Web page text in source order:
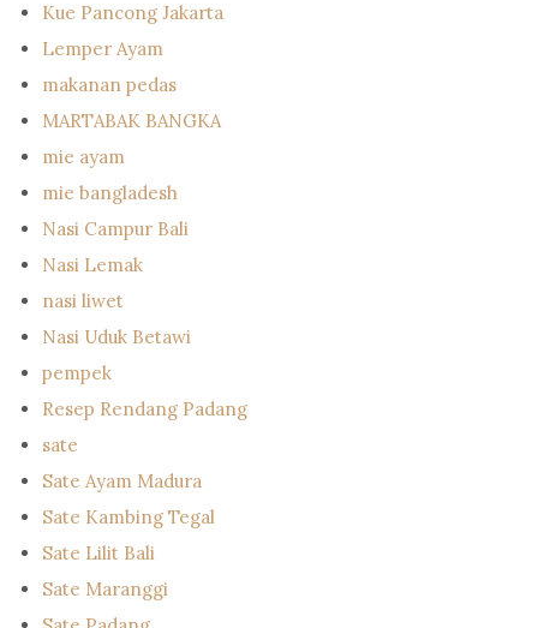
Kue Pancong Jakarta
Lemper Ayam
makanan pedas
MARTABAK BANGKA
mie ayam
mie bangladesh
Nasi Campur Bali
Nasi Lemak
nasi liwet
Nasi Uduk Betawi
pempek
Resep Rendang Padang
sate
Sate Ayam Madura
Sate Kambing Tegal
Sate Lilit Bali
Sate Maranggi